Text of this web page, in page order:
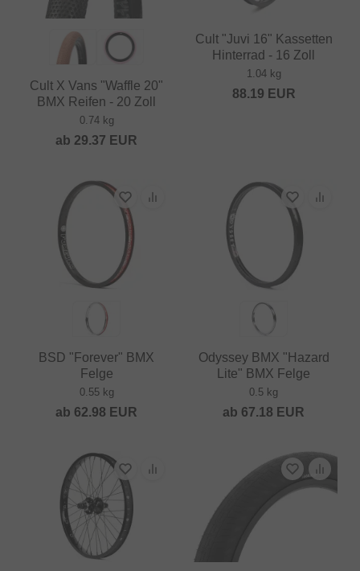
Cult X Vans "Waffle 20"
BMX Reifen - 20 Zoll
0.74 kg
ab 29.37 EUR
Cult "Juvi 16" Kassetten
Hinterrad - 16 Zoll
1.04 kg
88.19 EUR
BSD "Forever" BMX
Felge
0.55 kg
ab 62.98 EUR
Odyssey BMX "Hazard
Lite" BMX Felge
0.5 kg
ab 67.18 EUR